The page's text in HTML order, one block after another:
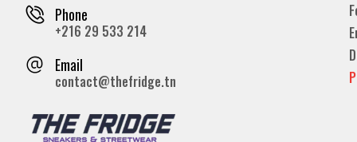
Phone
+216 29 533 214
Email
contact@thefridge.tn